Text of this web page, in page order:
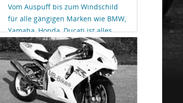
Vom Auspuff bis zum Windschild
für alle gängigen Marken wie BMW,
Yamaha, Honda, Ducati ist alles
dabei!